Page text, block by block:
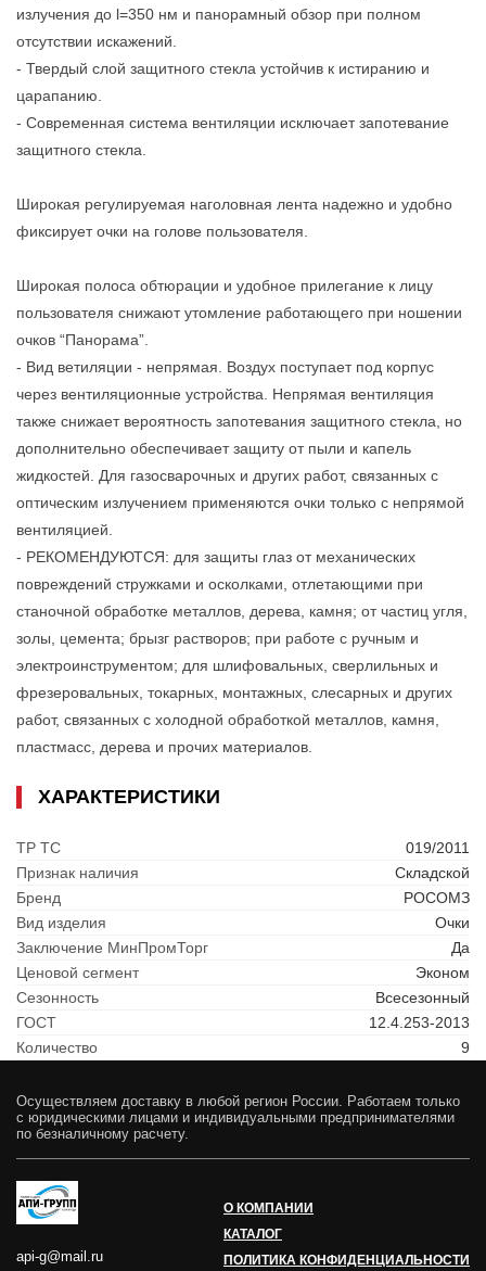
излучения до l=350 нм и панорамный обзор при полном
отсутствии искажений.
- Твердый слой защитного стекла устойчив к истиранию и
царапанию.
- Современная система вентиляции исключает запотевание
защитного стекла.
Широкая регулируемая наголовная лента надежно и удобно
фиксирует очки на голове пользователя.
Широкая полоса обтюрации и удобное прилегание к лицу
пользователя снижают утомление работающего при ношении
очков “Панорама”.
- Вид ветиляции - непрямая. Воздух поступает под корпус
через вентиляционные устройства. Непрямая вентиляция
также снижает вероятность запотевания защитного стекла, но
дополнительно обеспечивает защиту от пыли и капель
жидкостей. Для газосварочных и других работ, связанных с
оптическим излучением применяются очки только с непрямой
вентиляцией.
- РЕКОМЕНДУЮТСЯ: для защиты глаз от механических
повреждений стружками и осколками, отлетающими при
станочной обработке металлов, дерева, камня; от частиц угля,
золы, цемента; брызг растворов; при работе с ручным и
электроинструментом; для шлифовальных, сверлильных и
фрезеровальных, токарных, монтажных, слесарных и других
работ, связанных с холодной обработкой металлов, камня,
пластмасс, дерева и прочих материалов.
ХАРАКТЕРИСТИКИ
ТР ТС
019/2011
Признак наличия
Складской
Бренд
РОСОМЗ
Вид изделия
Очки
Заключение МинПромТорг
Да
Ценовой сегмент
Эконом
Сезонность
Всесезонный
ГОСТ
12.4.253-2013
Количество
9
Осуществляем доставку в любой регион России. Работаем только
с юридическими лицами и индивидуальными предпринимателями
по безналичному расчету.
api-g@mail.ru
О КОМПАНИИ
КАТАЛОГ
ПОЛИТИКА КОНФИДЕНЦИАЛЬНОСТИ